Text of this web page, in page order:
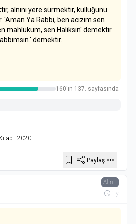
alnını yere sürmektir, kulluğunu
'Aman Ya Rabbi, ben acizim sen
mahlukum, sen Haliksin' demektir.
demektir.
160'ın 137. sayfasında
- 2020
Paylaş
Alıntı
1y